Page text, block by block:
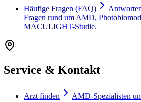
Häufige Fragen (FAQ)
Fragen rund um AMD,
MACULIGHT-Studie.
Service & Kontakt
Arzt finden
AMD-Spezialisten